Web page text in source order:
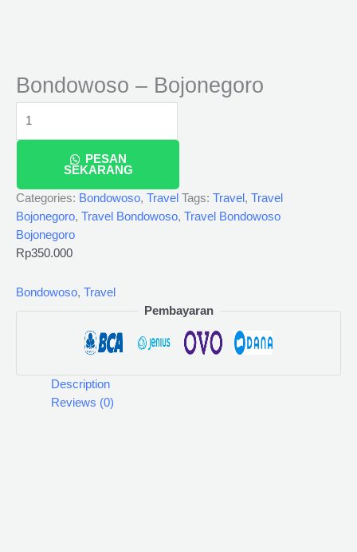
Bondowoso – Bojonegoro
PESAN
SEKARANG
Categories: Bondowoso, Travel Tags: Travel , Travel
Bojonegoro, Travel Bondowoso, Travel Bondowoso
Bojonegoro
Rp350.000
Bondowoso, Travel
Pembayaran
Description
Reviews (0)